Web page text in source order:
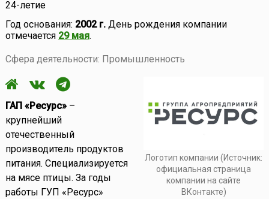
24-летие
Год основания: 2002 г.День рождения компании
отмечается 29 мая.
Сфера деятельности: Промышленность
Логотип компании (Источник:
официальная страница
компании на сайте
ВКонтакте)
ГАП «Ресурс»–
крупнейший
отечественный
производитель продуктов
питания. Специализируется
на мясе птицы. За годы
работы ГУП «Ресурс»